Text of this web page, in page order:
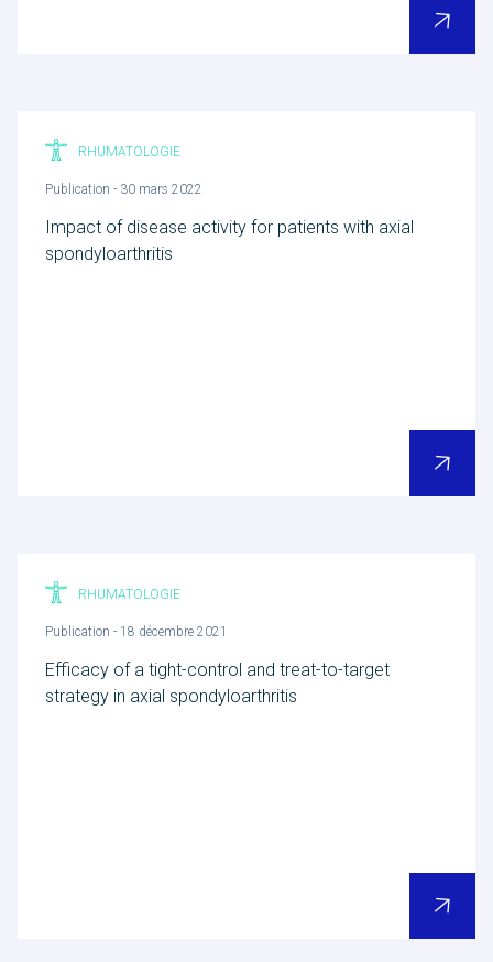
Contact
Accueil
RHUMATOLOGIE
Publication - 30 mars 2022
Impact of disease activity for patients with axial
spondyloarthritis
RHUMATOLOGIE
Publication - 18 décembre 2021
Efficacy of a tight-control and treat-to-target
strategy in axial spondyloarthritis